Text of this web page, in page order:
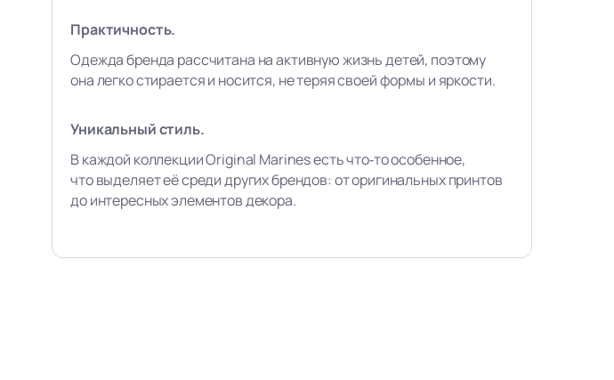
Практичность.
Одежда бренда рассчитана на активную жизнь детей, поэтому
она легко стирается и носится, не теряя своей формы и яркости.
Уникальный стиль.
В каждой коллекции Original Marines есть что‑то особенное,
что выделяет её среди других брендов: от оригинальных принтов
до интересных элементов декора.